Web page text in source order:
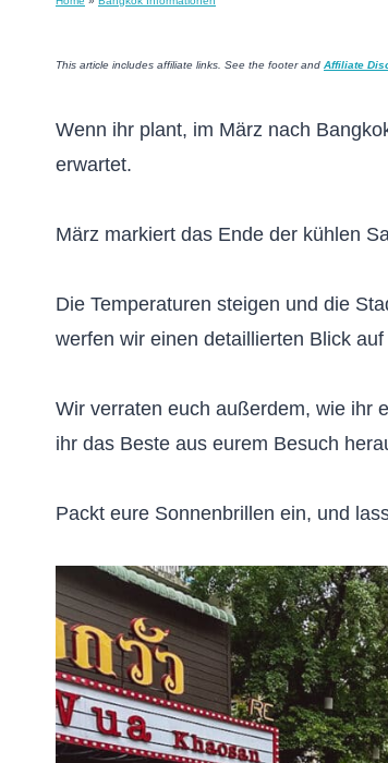
This article includes affiliate links. See the footer and Affiliate
Wenn ihr plant, im März nach
erwartet.
März markiert das Ende der kühlen
Die Temperaturen steigen und die
werfen wir einen detaillierten Blick
Wir verraten euch außerdem, wie ihr
ihr das Beste aus eurem Besuch
Packt eure Sonnenbrillen ein, und